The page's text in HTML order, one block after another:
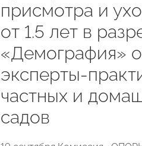
присмотра и
от 1.5 лет в
«Демография»
эксперты-
частных и
садов